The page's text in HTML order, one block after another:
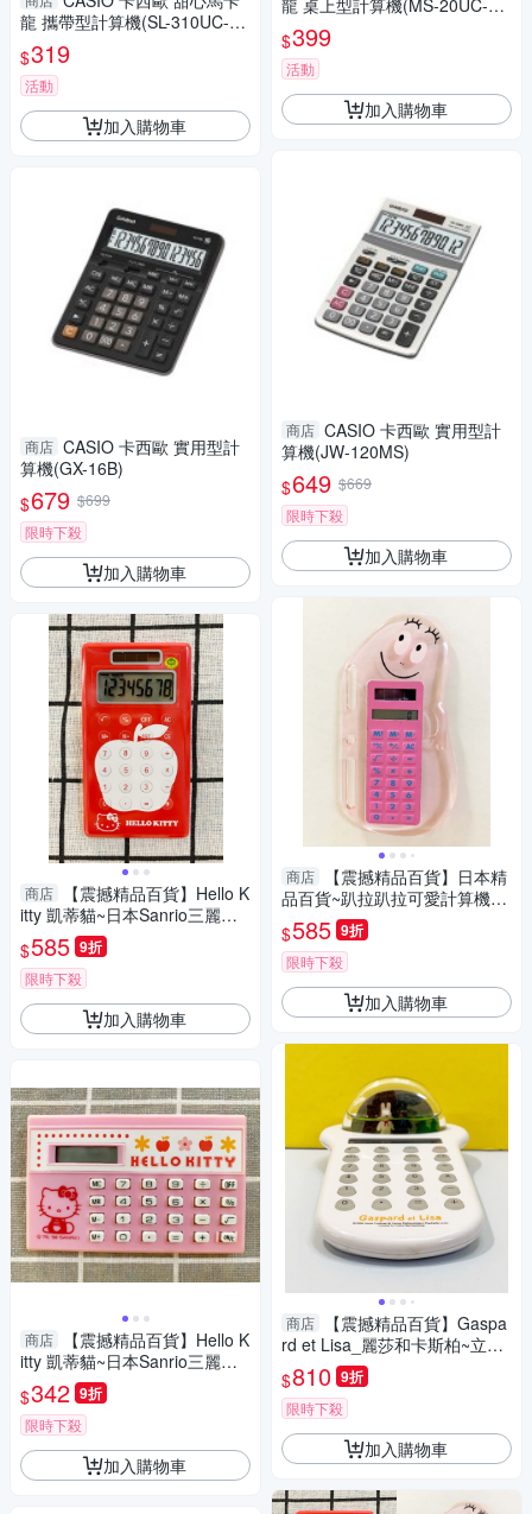
龍 攜帶型計算機(SL-310UC-B
K)
$319
活動
加入購物車
商店 CASIO 卡西歐 實用型計
算機(GX-16B)
$679 $699
限時下殺
加入購物車
商店
【震撼精品百貨】Hello K
itty 凱蒂貓~日本Sanrio三麗鷗
Hello Kitty 計算機-apple*73154
$585 9折
限時下殺
加入購物車
商店
【震撼精品百貨】Hello K
itty 凱蒂貓~日本Sanrio三麗鷗
Hello Kitty 迷你計算機-粉apple
*51829
$342 9折
限時下殺
加入購物車
龍 桌上型計算機(MS-20UC-L
B)-蘇打籃
$399
活動
加入購物車
商店 CASIO 卡西歐 實用型計
算機(JW-120MS)
$649 $669
限時下殺
加入購物車
商店
【震撼精品百貨】日本精
品百貨~趴拉趴拉可愛計算機-
粉*97971
$585 9折
限時下殺
加入購物車
商店
【震撼精品百貨】Gaspa
rd et Lisa_麗莎和卡斯柏~立體
計算機-白造型#06081
$810 9折
限時下殺
加入購物車